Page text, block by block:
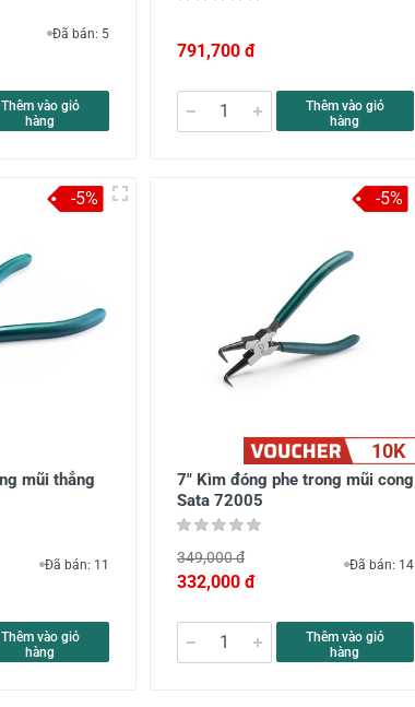
Đã bán: 5
Thêm vào giỏ
hàng
791,700 đ
Thêm vào giỏ
hàng
mũi thẳng
Đã bán: 11
Thêm vào giỏ
hàng
-5%
10K
7" Kìm đóng phe trong mũi cong
Sata 72005
349,000 đ
332,000 đ
Đã bán: 14
Thêm vào giỏ
hàng
-5%